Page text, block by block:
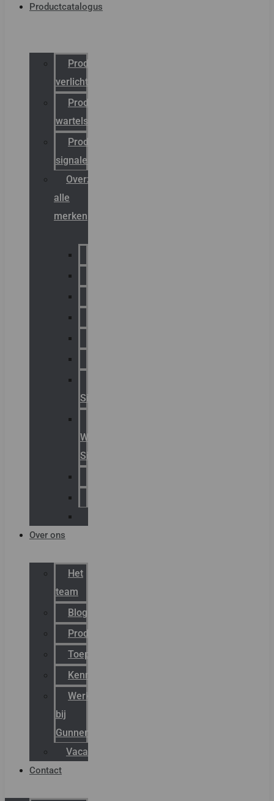
Productcatalogus
Productcatalogus
verlichting
Productcatalogus
wartels
Productcatalogus
signalering
Overzicht
alle
merken
Signaling
Warning
Signals
Over ons
Het
team
Blog
Productnieuws
Toepassingen
Kenniscentrum
Werken
bij
Gunneman
Vacatures
Contact